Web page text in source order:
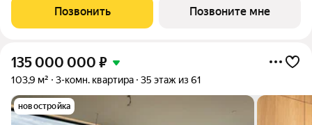
стороны, постирочная, разнесённые спальни. Срок сдачи IV кв.
2027 Дом А -
Позвонить Позвоните мне
135 000 000 ₽
103,9 м² 3-комн. квартира 35 этаж из 61
новостройка